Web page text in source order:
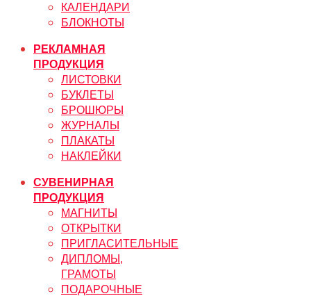
КАЛЕНДАРИ
БЛОКНОТЫ
РЕКЛАМНАЯ
ПРОДУКЦИЯ
ЛИСТОВКИ
БУКЛЕТЫ
БРОШЮРЫ
ЖУРНАЛЫ
ПЛАКАТЫ
НАКЛЕЙКИ
СУВЕНИРНАЯ
ПРОДУКЦИЯ
МАГНИТЫ
ОТКРЫТКИ
ПРИГЛАСИТЕЛЬНЫЕ
ДИПЛОМЫ,
ГРАМОТЫ
ПОДАРОЧНЫЕ